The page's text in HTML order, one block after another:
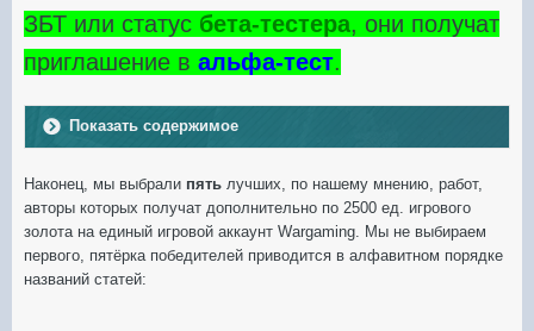
ЗБТ или статус бета-тестера, они получат
приглашение в альфа-тест.
Показать содержимое
Наконец, мы выбрали пять лучших, по нашему мнению, работ,
авторы которых получат дополнительно по 2500 ед. игрового
золота на единый игровой аккаунт Wargaming. Мы не выбираем
первого, пятёрка победителей приводится в алфавитном порядке
названий статей: